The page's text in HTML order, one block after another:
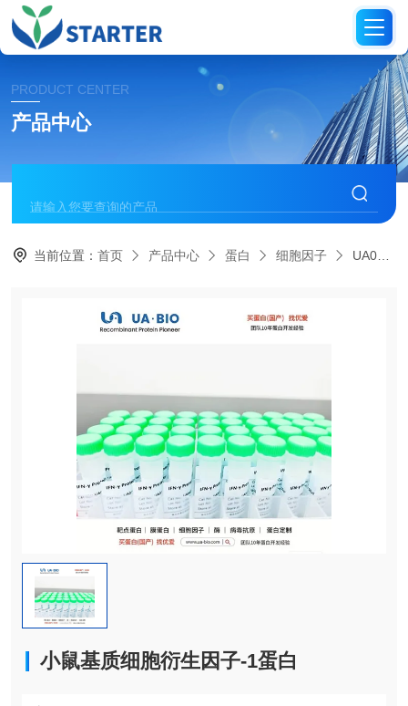
PRODUCT CENTER
产品中心
当前位置：首页 产品中心 蛋白 细胞因子 UA040285小鼠基质细胞衍生因子-1蛋白
小鼠基质细胞衍生因子-1蛋白